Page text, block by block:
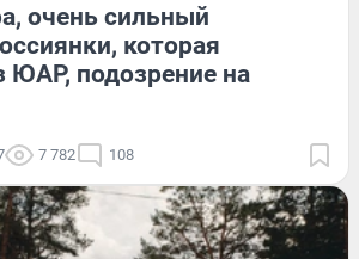
очень сильный
которая
ЮАР, подозрение на
7 782 108